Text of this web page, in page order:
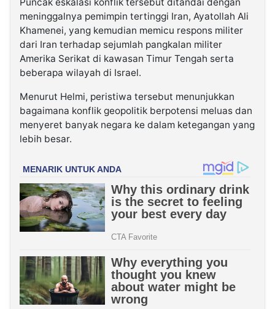
Puncak eskalasi konflik tersebut ditandai dengan
meninggalnya pemimpin tertinggi Iran, Ayatollah Ali
Khamenei, yang kemudian memicu respons militer
dari Iran terhadap sejumlah pangkalan militer
Amerika Serikat di kawasan Timur Tengah serta
beberapa wilayah di Israel.
Menurut Helmi, peristiwa tersebut menunjukkan
bagaimana konflik geopolitik berpotensi meluas dan
menyeret banyak negara ke dalam ketegangan yang
lebih besar.